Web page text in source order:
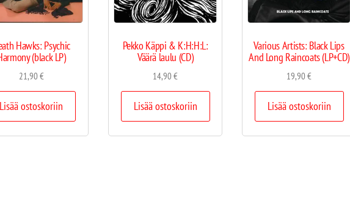
Hawks: Psychic
(black LP)
21,90€
Lisää ostoskoriin
Pekko Käppi & K:H:H:L:
Väärä laulu (CD)
14,90€
Lisää ostoskoriin
Various Artists: Black Lips
And Long Raincoats (LP+CD)
19,90€
Lisää ostoskoriin